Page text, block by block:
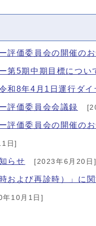
評価委員会の開催の
第5期中期目標につい
和8年4月1日運行ダイ
評価委員会会議録
評価委員会の開催の
日]
らせ [2023年6月20日]
および再診時）」に
年10月1日]